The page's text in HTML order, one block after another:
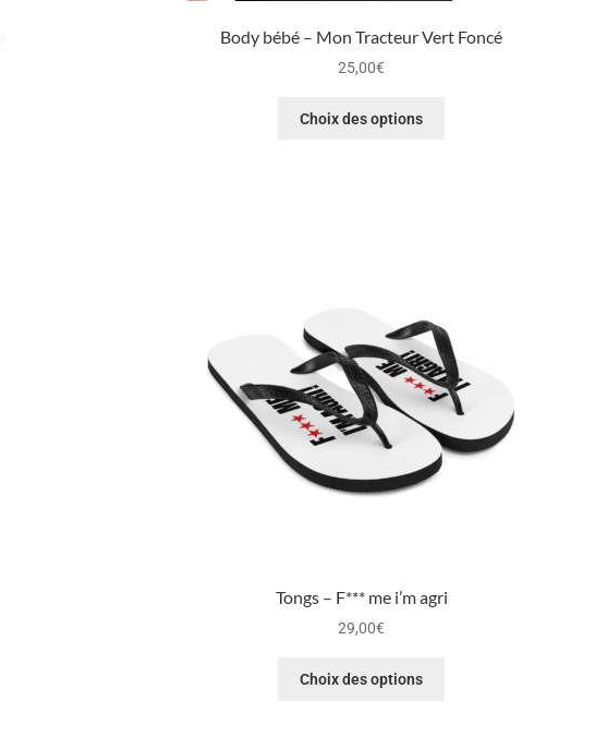
Body bébé – Mon Tracteur Vert Foncé
25,00€
Choix des options
Tongs – F*** me i’m agri
29,00€
Choix des options